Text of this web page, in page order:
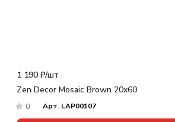
1 190 ₽/шт
Zen Decor Mosaic Brown 20x60
0 Арт. LAP00107